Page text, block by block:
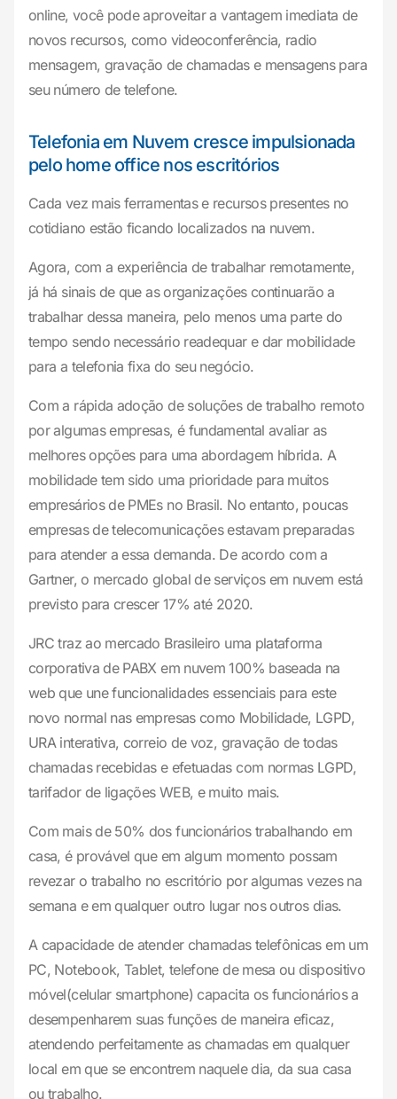
online, você pode aproveitar a vantagem imediata de
novos recursos, como videoconferência, radio
mensagem, gravação de chamadas e mensagens para
seu número de telefone.
Telefonia em Nuvem cresce impulsionada
pelo home office nos escritórios
Cada vez mais ferramentas e recursos presentes no
cotidiano estão ficando localizados na nuvem.
Agora, com a experiência de trabalhar remotamente,
já há sinais de que as organizações continuarão a
trabalhar dessa maneira, pelo menos uma parte do
tempo sendo necessário readequar e dar mobilidade
para a telefonia fixa do seu negócio.
Com a rápida adoção de soluções de trabalho remoto
por algumas empresas, é fundamental avaliar as
melhores opções para uma abordagem híbrida. A
mobilidade tem sido uma prioridade para muitos
empresários de PMEs no Brasil. No entanto, poucas
empresas de telecomunicações estavam preparadas
para atender a essa demanda. De acordo com a
Gartner, o mercado global de serviços em nuvem está
previsto para crescer 17% até 2020.
JRC traz ao mercado Brasileiro uma plataforma
corporativa de PABX em nuvem 100% baseada na
web que une funcionalidades essenciais para este
novo normal nas empresas como Mobilidade, LGPD,
URA interativa, correio de voz, gravação de todas
chamadas recebidas e efetuadas com normas LGPD,
tarifador de ligações WEB, e muito mais.
Com mais de 50% dos funcionários trabalhando em
casa, é provável que em algum momento possam
revezar o trabalho no escritório por algu­mas vezes na
semana e em qualquer outro lugar nos outros dias.
A capacidade de atender chamadas telefônicas em um
PC, Notebook, Tablet, telefone de mesa ou dispositivo
móvel(celular smartphone) capacita os funcionários a
desempenharem suas funções de maneira eficaz,
atendendo perfeitamente as chamadas em qualquer
local em que se encontrem naquele dia, da sua casa
ou trabalho.